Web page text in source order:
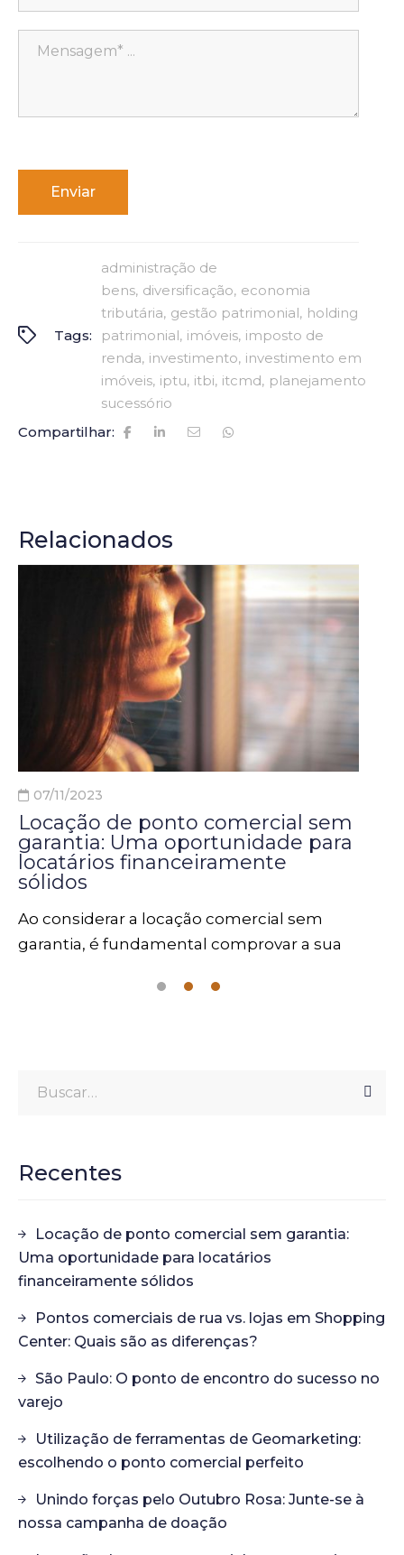
Tags:
administração de
bens diversificação economia
tributária gestão patrimonial holding
patrimonial imóveis imposto de
renda investimento investimento em
imóveis iptu itbi itcmd planejamento
sucessório
Compartilhar:
Relacionados
07/11/2023
Locação de ponto comercial sem
garantia: Uma oportunidade para
locatários financeiramente
sólidos
Ao considerar a locação comercial sem
garantia, é fundamental comprovar a sua
capacidade de manter um histórico sólido
Recentes
Locação de ponto comercial sem garantia:
Uma oportunidade para locatários
financeiramente sólidos
Pontos comerciais de rua vs. lojas em Shopping
Center: Quais são as diferenças?
São Paulo: O ponto de encontro do sucesso no
varejo
Utilização de ferramentas de Geomarketing:
escolhendo o ponto comercial perfeito
Unindo forças pelo Outubro Rosa: Junte-se à
nossa campanha de doação